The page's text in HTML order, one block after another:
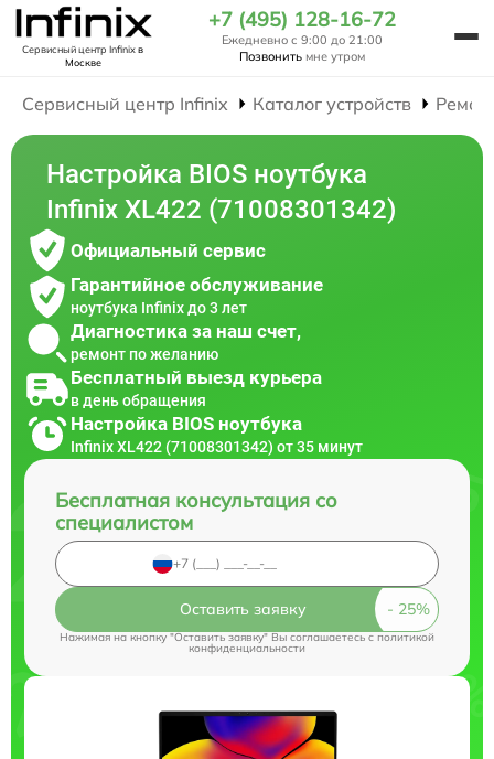
Сервисный центр Infinixв
Москве
+7 (495) 128-16-72
Ежедневно с 9:00 до 21:00
Позвонить мне утром
Сервисный центр Infinix Каталог устройств
Настройка BIOS ноутбука
Infinix XL422 (71008301342)
Официальный сервис
Гарантийное обслуживание
ноутбука Infinix до 3 лет
Диагностика за наш счет,
ремонт по желанию
Бесплатный выезд курьера
в день обращения
Настройка BIOS ноутбука
Infinix XL422 (71008301342) от 35 минут
Бесплатная консультация со
специалистом
Оставить заявку
Нажимая на кнопку "Оставить заявку" Вы соглашаетесь cполитикой
конфиденциальности